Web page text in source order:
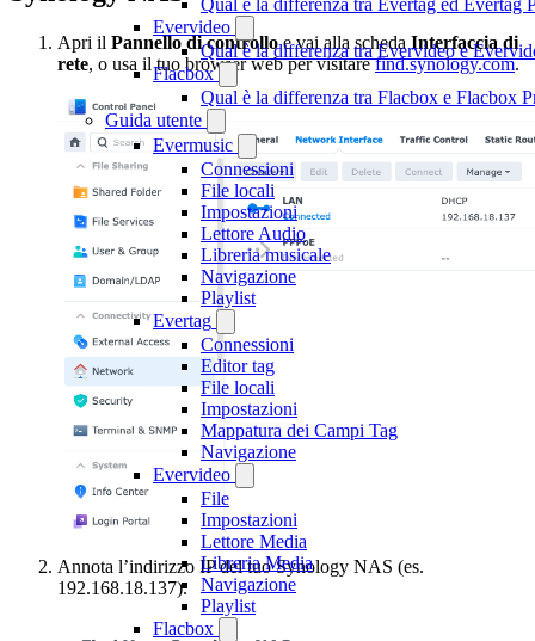
Qual è la differenza tra Evertag ed Evertag
Evervideo
Qual è la differenza tra Evervideo e
Flacbox
Qual è la differenza tra Flacbox e Flacbox
Guida utente
Evermusic
Connessioni
File locali
Impostazioni
Lettore Audio
Libreria musicale
Navigazione
Playlist
Evertag
Connessioni
Editor tag
File locali
Impostazioni
Mappatura dei Campi Tag
Navigazione
Evervideo
File
Impostazioni
Lettore Media
Libreria Media
Navigazione
Playlist
Flacbox
Apri il Pannello di controlloe vai alla scheda Interfaccia di
rete, o usa il tuo browser web per visitarefind.synology.com.
Annota l’indirizzo IP del tuo Synology NAS (es.
192.168.18.137).